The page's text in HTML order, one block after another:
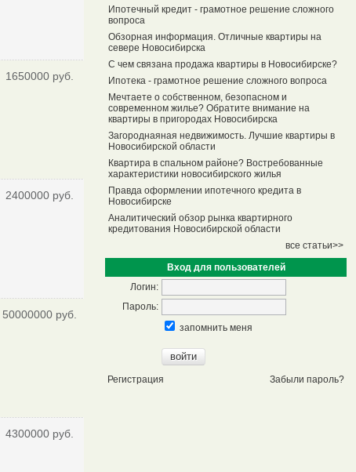
1650000 руб.
2400000 руб.
50000000 руб.
4300000 руб.
Ипотечный кредит - грамотное решение сложного
вопроса
Обзорная информация. Отличные квартиры на
севере Новосибирска
С чем связана продажа квартиры в Новосибирске?
Ипотека - грамотное решение сложного вопроса
Мечтаете о собственном, безопасном и
современном жилье? Обратите внимание на
квартиры в пригородах Новосибирска
Загороднаяная недвижимость. Лучшие квартиры в
Новосибирской области
Квартира в спальном районе? Востребованные
характеристики новосибирского жилья
Правда оформлении ипотечного кредита в
Новосибирске
Аналитический обзор рынка квартирного
кредитования Новосибирской области
все статьи>>
Вход для пользователей
Логин:
Пароль:
запомнить меня
Регистрация Забыли пароль?